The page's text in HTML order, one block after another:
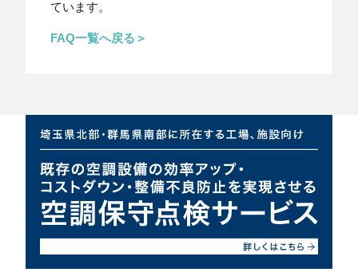
ています。
FAQ一覧へ戻る